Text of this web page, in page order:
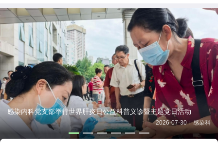
感染内科党支部举行世界肝炎日公益科普义诊暨主题党日活动
2026-07-30 | 感染科